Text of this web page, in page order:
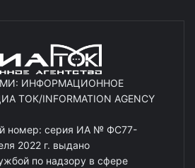
ИНФОРМАЦИОННОЕ
ТОК/INFORMATION AGENCY
номер: серия ИА № ФС77-
2022 г. выдано
по надзору в сфере